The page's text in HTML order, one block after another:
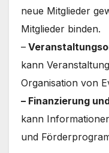
neue Mitglieder
Mitglieder binden.
–
kann
Organisation von
– Finanzierung
kann
und